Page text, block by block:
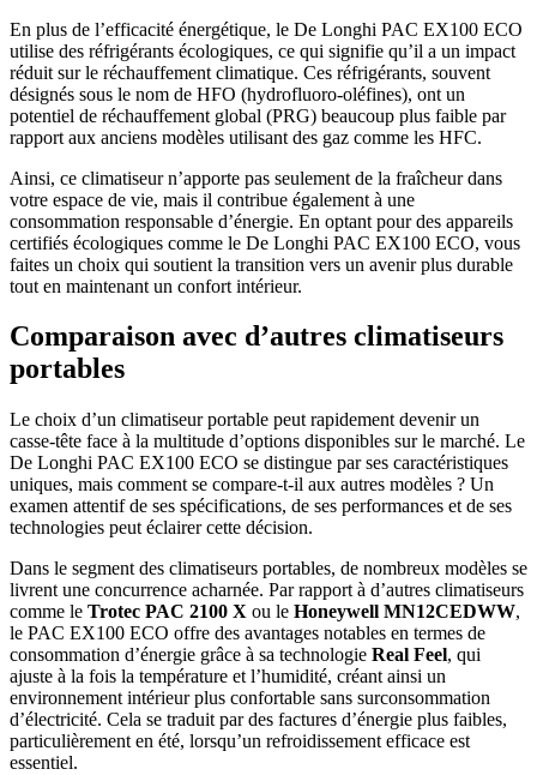
En plus de l’efficacité énergétique, le De Longhi PAC EX100 ECO
utilise des réfrigérants écologiques, ce qui signifie qu’il a un impact
réduit sur le réchauffement climatique. Ces réfrigérants, souvent
désignés sous le nom de HFO (hydrofluoro-oléfines), ont un
potentiel de réchauffement global (PRG) beaucoup plus faible par
rapport aux anciens modèles utilisant des gaz comme les HFC.
Ainsi, ce climatiseur n’apporte pas seulement de la fraîcheur dans
votre espace de vie, mais il contribue également à une
consommation responsable d’énergie. En optant pour des appareils
certifiés écologiques comme le De Longhi PAC EX100 ECO, vous
faites un choix qui soutient la transition vers un avenir plus durable
tout en maintenant un confort intérieur.
Comparaison avec d’autres climatiseurs
portables
Le choix d’un climatiseur portable peut rapidement devenir un
casse-tête face à la multitude d’options disponibles sur le marché. Le
De Longhi PAC EX100 ECO se distingue par ses caractéristiques
uniques, mais comment se compare-t-il aux autres modèles ? Un
examen attentif de ses spécifications, de ses performances et de ses
technologies peut éclairer cette décision.
Dans le segment des climatiseurs portables, de nombreux modèles se
livrent une concurrence acharnée. Par rapport à d’autres climatiseurs
comme le Trotec PAC 2100 X ou le Honeywell MN12CEDWW,
le PAC EX100 ECO offre des avantages notables en termes de
consommation d’énergie grâce à sa technologie Real Feel, qui
ajuste à la fois la température et l’humidité, créant ainsi un
environnement intérieur plus confortable sans surconsommation
d’électricité. Cela se traduit par des factures d’énergie plus faibles,
particulièrement en été, lorsqu’un refroidissement efficace est
essentiel.